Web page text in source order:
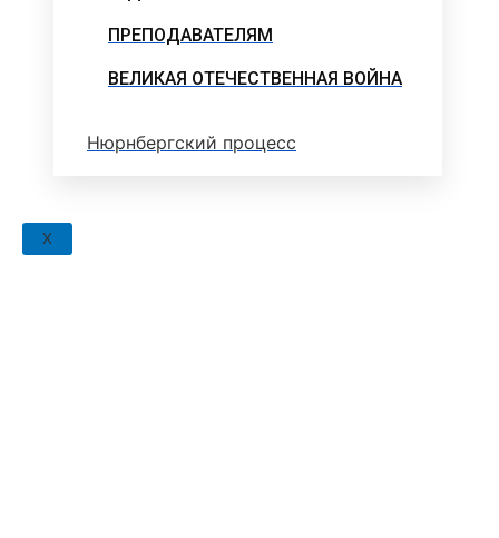
ПРЕПОДАВАТЕЛЯМ
ВЕЛИКАЯ ОТЕЧЕСТВЕННАЯ ВОЙНА
Нюрнбергский процесс
X